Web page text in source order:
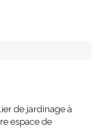
de jardinage à
espace de